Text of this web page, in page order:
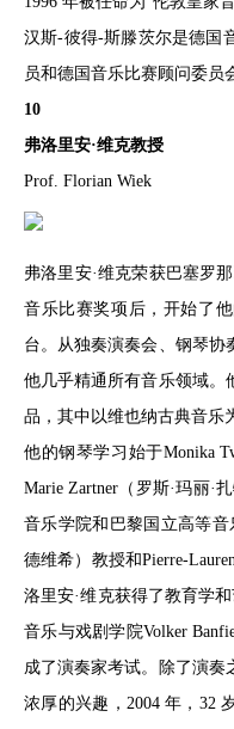
汉斯-彼得-斯滕茨尔是德国
员和德国音乐比赛顾问委员
10
弗洛里安·维克教授
Prof. Florian Wiek
弗洛里安·维克荣获巴塞罗
音乐比赛奖项后，开始了
台。从独奏演奏会、钢琴协
他几乎精通所有音乐领域。
品，其中以维也纳古典音乐
他的钢琴学习始于Monika
Marie Zartner（罗斯·玛丽·
音乐学院和巴黎国立高等音
德维希）教授和Pierre-
洛里安·维克获得了教育学
音乐与戏剧学院Volker
成了演奏家考试。除了演奏
浓厚的兴趣，2004 年，32